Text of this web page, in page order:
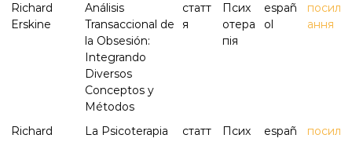
Richard
Erskine
Análisis
Transaccional de
la Obsesión:
Integrando
Diversos
Conceptos y
Métodos
статт
я
Псих
отера
пія
españ
ol
посил
ання
Richard
La Psicoterapia
статт
Псих
españ
посил